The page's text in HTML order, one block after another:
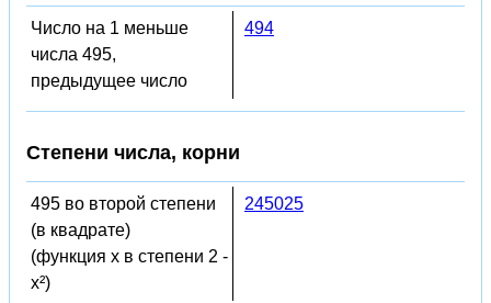
Число на 1 меньше
числа 495,
предыдущее число
494
Степени числа, корни
495 во второй степени
(в квадрате)
(функция x в степени 2 -
x²)
245025